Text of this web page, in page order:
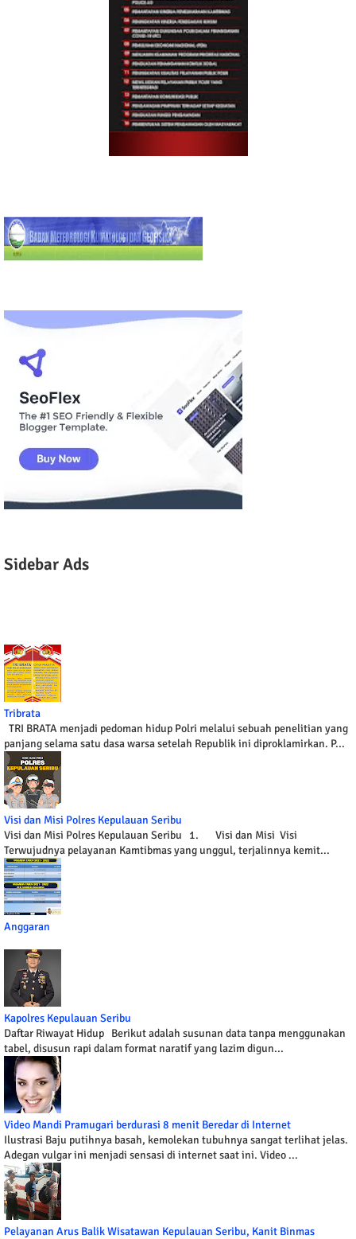
Sidebar Ads
Tribrata
TRI BRATA menjadi pedoman hidup Polri melalui sebuah penelitian yang
panjang selama satu dasa warsa setelah Republik ini diproklamirkan. P...
Visi dan Misi Polres Kepulauan Seribu
Visi dan Misi Polres Kepulauan Seribu 1. Visi dan Misi Visi
Terwujudnya pelayanan Kamtibmas yang unggul, terjalinnya kemit...
Anggaran
Kapolres Kepulauan Seribu
Daftar Riwayat Hidup Berikut adalah susunan data tanpa menggunakan
tabel, disusun rapi dalam format naratif yang lazim digun...
Video Mandi Pramugari berdurasi 8 menit Beredar di Internet
Ilustrasi Baju putihnya basah, kemolekan tubuhnya sangat terlihat jelas.
Adegan vulgar ini menjadi sensasi di internet saat ini. Video ...
Pelayanan Arus Balik Wisatawan Kepulauan Seribu, Kanit Binmas